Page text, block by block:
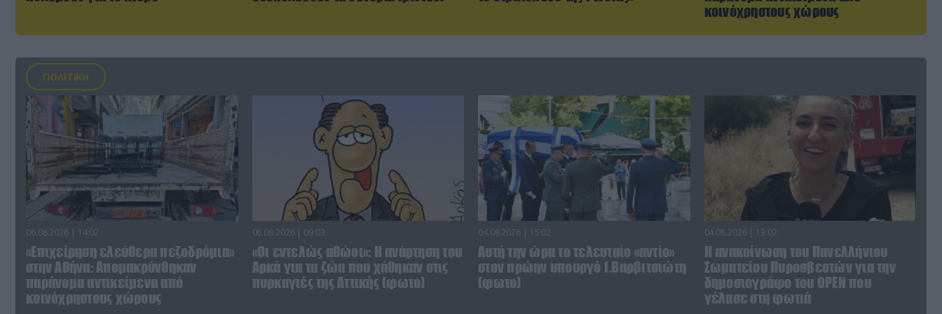
κοινόχρηστους χώρους
ΠΟΛΙΤΙΚΗ
06.08.2026 | 14:02
«Επιχείρηση ελεύθερα πεζοδρόμια»
στην Αθήνα: Απομακρύνθηκαν
παράνομα αντικείμενα από
κοινόχρηστους χώρους
06.08.2026 | 09:03
«Οι εντελώς αθώοι»: Η ανάρτηση του
Αρκά για τα ζώα που χάθηκαν στις
πυρκαγιές της Αττικής (φωτο)
04.08.2026 | 15:02
Αυτή την ώρα το τελευταίο «αντίο»
στον πρώην υπουργό Ι.Βαρβιτσιώτη
(φωτο)
04.08.2026 | 13:02
Η ανακοίνωση του Πανελλήνιου
Σωματείου Πυροσβεστών για την
δημοσιογράφο του OPEN που
γέλασε στη φωτιά